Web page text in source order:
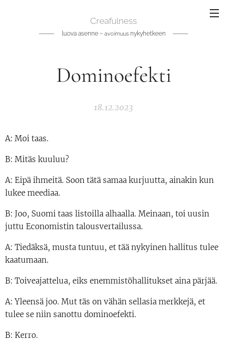
Creafulness
luova asenne ~ avoimuusnykyhetkeen
Dominoefekti
18.12.2023
A: Moi taas.
B: Mitäs kuuluu?
A: Eipä ihmeitä. Soon tätä samaa kurjuutta, ainakin kun
lukee meediaa.
B: Joo, Suomi taas listoilla alhaalla. Meinaan, toi uusin
juttu Economistin talousvertailussa.
A: Tiedäksä, musta tuntuu, et tää nykyinen hallitus tulee
kaatumaan.
B: Toiveajattelua, eiks enemmistöhallitukset aina pärjää.
A: Yleensä joo. Mut täs on vähän sellasia merkkejä, et
tulee se niin sanottu dominoefekti.
B: Kerro.